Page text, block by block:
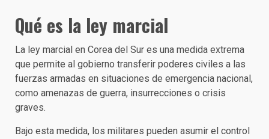
Qué es la ley marcial
La ley marcial en Corea del Sur es una medida extrema
que permite al gobierno transferir poderes civiles a las
fuerzas armadas en situaciones de emergencia nacional,
como amenazas de guerra, insurrecciones o crisis
graves.
Bajo esta medida, los militares pueden asumir el control